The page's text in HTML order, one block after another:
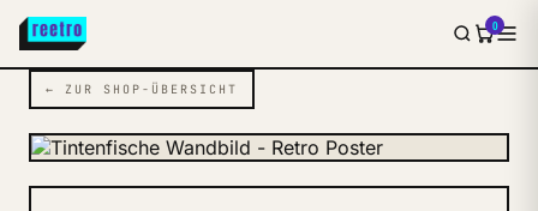
0
← ZUR SHOP-ÜBERSICHT